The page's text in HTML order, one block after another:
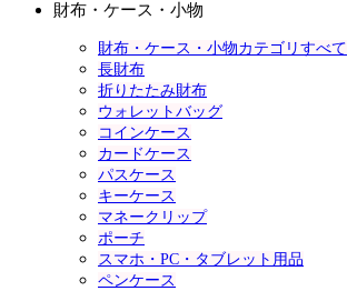
財布・ケース・小物
財布・ケース・小物カテゴリすべて
長財布
折りたたみ財布
ウォレットバッグ
コインケース
カードケース
パスケース
キーケース
マネークリップ
ポーチ
スマホ・PC・タブレット用品
ペンケース